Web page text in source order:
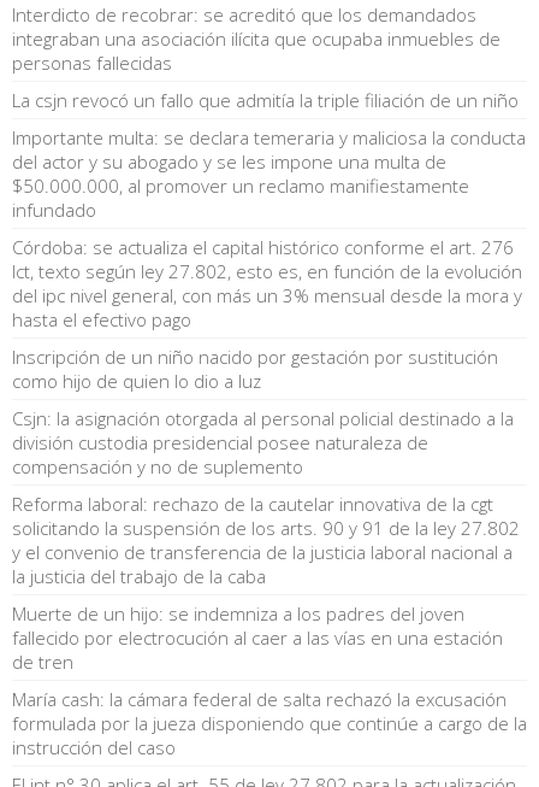
Interdicto de recobrar: se acreditó que los demandados
integraban una asociación ilícita que ocupaba inmuebles de
personas fallecidas
La csjn revocó un fallo que admitía la triple filiación de un niño
Importante multa: se declara temeraria y maliciosa la conducta
del actor y su abogado y se les impone una multa de
$50.000.000, al promover un reclamo manifiestamente
infundado
Córdoba: se actualiza el capital histórico conforme el art. 276
lct, texto según ley 27.802, esto es, en función de la evolución
del ipc nivel general, con más un 3% mensual desde la mora y
hasta el efectivo pago
Inscripción de un niño nacido por gestación por sustitución
como hijo de quien lo dio a luz
Csjn: la asignación otorgada al personal policial destinado a la
división custodia presidencial posee naturaleza de
compensación y no de suplemento
Reforma laboral: rechazo de la cautelar innovativa de la cgt
solicitando la suspensión de los arts. 90 y 91 de la ley 27.802
y el convenio de transferencia de la justicia laboral nacional a
la justicia del trabajo de la caba
Muerte de un hijo: se indemniza a los padres del joven
fallecido por electrocución al caer a las vías en una estación
de tren
María cash: la cámara federal de salta rechazó la excusación
formulada por la jueza disponiendo que continúe a cargo de la
instrucción del caso